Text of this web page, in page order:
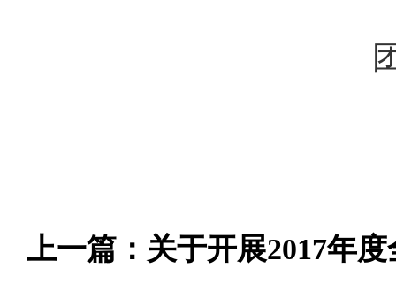
上一篇： 关于开展2017年